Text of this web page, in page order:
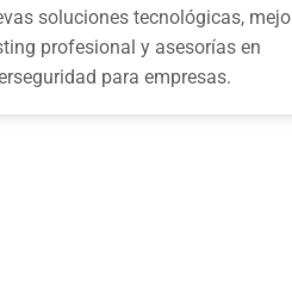
soluciones tecnológicas,
profesional y asesorías en
para empresas.